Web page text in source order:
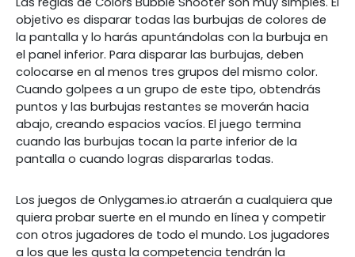
objetivo es disparar todas las burbujas de colores de
la pantalla y lo harás apuntándolas con la burbuja en
el panel inferior. Para disparar las burbujas, deben
colocarse en al menos tres grupos del mismo color.
Cuando golpees a un grupo de este tipo, obtendrás
puntos y las burbujas restantes se moverán hacia
abajo, creando espacios vacíos. El juego termina
cuando las burbujas tocan la parte inferior de la
pantalla o cuando logras dispararlas todas.
Los juegos de Onlygames.io atraerán a cualquiera que
quiera probar suerte en el mundo en línea y competir
con otros jugadores de todo el mundo. Los jugadores
a los que les gusta la competencia tendrán la